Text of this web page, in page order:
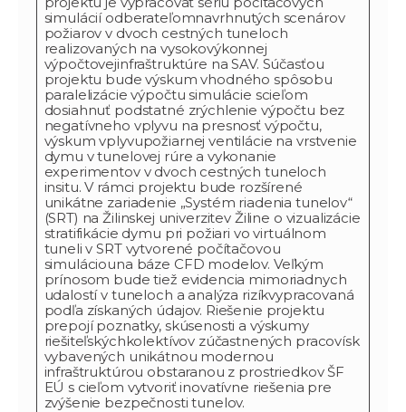
simulácií odberateľomnavrhnutých scenárov
požiarov v dvoch cestných tuneloch
realizovaných na vysokovýkonnej
výpočtovejinfraštruktúre na SAV. Súčasťou
projektu bude výskum vhodného spôsobu
paralelizácie výpočtu simulácie scieľom
dosiahnuť podstatné zrýchlenie výpočtu bez
negatívneho vplyvu na presnosť výpočtu,
výskum vplyvupožiarnej ventilácie na vrstvenie
dymu v tunelovej rúre a vykonanie
experimentov v dvoch cestných tuneloch
insitu. V rámci projektu bude rozšírené
unikátne zariadenie „Systém riadenia tunelov“
(SRT) na Žilinskej univerzitev Žiline o vizualizácie
stratifikácie dymu pri požiari vo virtuálnom
tuneli v SRT vytvorené počítačovou
simuláciouna báze CFD modelov. Veľkým
prínosom bude tiež evidencia mimoriadnych
udalostí v tuneloch a analýza rizíkvypracovaná
podľa získaných údajov. Riešenie projektu
prepojí poznatky, skúsenosti a výskumy
riešiteľskýchkolektívov zúčastnených pracovísk
vybavených unikátnou modernou
infraštruktúrou obstaranou z prostriedkov ŠF
EÚ s cieľom vytvoriť inovatívne riešenia pre
zvýšenie bezpečnosti tunelov.